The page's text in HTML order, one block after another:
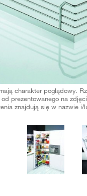
charakter poglądowy.
prezentowanego na
znajdują się w nazwie